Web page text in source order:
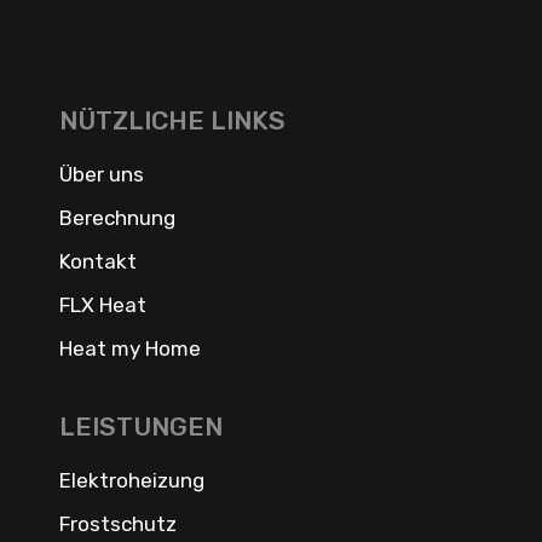
NÜTZLICHE LINKS
Über uns
Berechnung
Kontakt
FLX Heat
Heat my Home
LEISTUNGEN
Elektroheizung
Frostschutz